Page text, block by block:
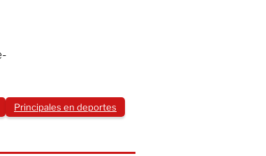
Principales en deportes